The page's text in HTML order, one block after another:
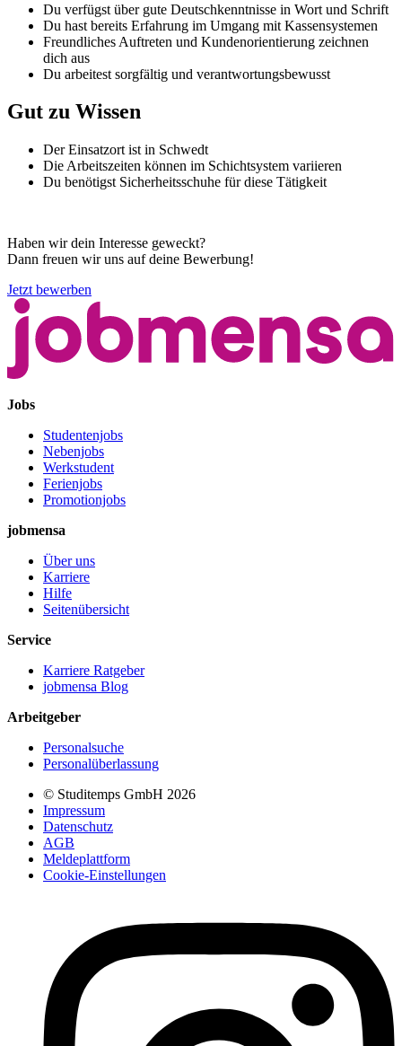
Du verfügst über gute Deutschkenntnisse in Wort und Schrift
Du hast bereits Erfahrung im Umgang mit Kassensystemen
Freundliches Auftreten und Kundenorientierung zeichnen
dich aus
Du arbeitest sorgfältig und verantwortungsbewusst
Gut zu Wissen
Der Einsatzort ist in Schwedt
Die Arbeitszeiten können im Schichtsystem variieren
Du benötigst Sicherheitsschuhe für diese Tätigkeit
Haben wir dein Interesse geweckt?
Dann freuen wir uns auf deine Bewerbung!
Jetzt bewerben
Jobs
Studentenjobs
Nebenjobs
Werkstudent
Ferienjobs
Promotionjobs
jobmensa
Über uns
Karriere
Hilfe
Seitenübersicht
Service
Karriere Ratgeber
jobmensa Blog
Arbeitgeber
Personalsuche
Personalüberlassung
© Studitemps GmbH 2026
Impressum
Datenschutz
AGB
Meldeplattform
Cookie-Einstellungen